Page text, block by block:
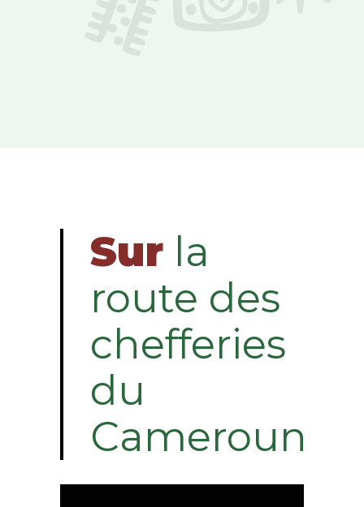
Sur la
route des
chefferies
du
Cameroun